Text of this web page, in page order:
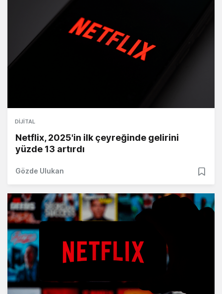
DIJITAL
Netflix, 2025'in ilk çeyreğinde gelirini
yüzde 13 artırdı
Gözde Ulukan